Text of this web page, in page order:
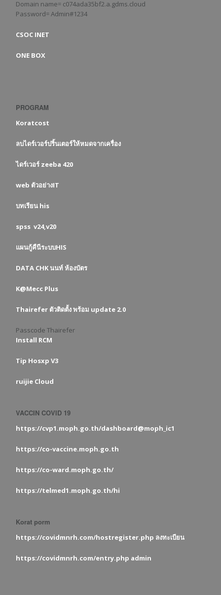
Domain name= c074ada35bf2.a.gdms.cloud
Password= Admin#1234
CSOC INET
ONE BOX
PROGRAM
Koratcost
ลบไดร์เวอร์ปริ้นเตอร์ให้หมดจากเครื่อง
ไดร์เวอร์ zeeba 420
web ตัวอย่างIT
บทเรียน his
spss v24,v20
แผนกู้คืนีระบบHIS
DATA CHK นนท์ ห้องบัตร
K@Mecc Plus
Thairefer ตัวติดตั้ง พร้อม update 2.0
Passcode Thairefer
Install RCM
Tip Hosxp V3
ruijie Cloud
VACCIN COVID 19
https://cvp1.moph.go.th/dashboard@moph_ic1
https://co-vaccine.moph.go.th
https://co-ward.moph.go.th/
https://telmed1.moph.go.th/hi
Korat porm
https://covidmnrh.com/hostregister.php ลงทะเบียน
https://covidmnrh.com/entry.php admin